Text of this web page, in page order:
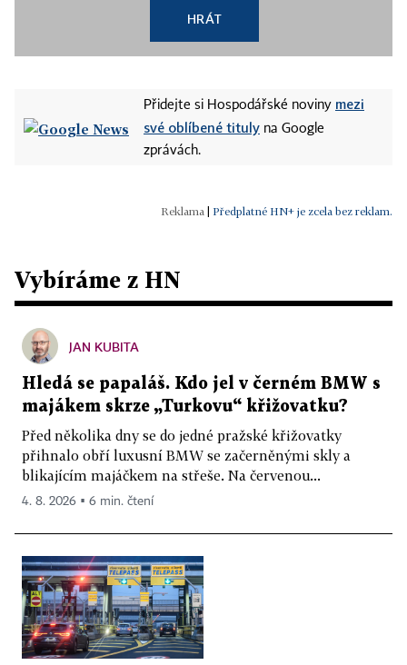
HRÁT
Přidejte si Hospodářské noviny mezi
své oblíbené tituly na Google
zprávách.
Předplatné HN+ je zcela bez reklam.
Vybíráme z HN
JAN KUBITA
Hledá se papaláš. Kdo jel v černém BMW s
majákem skrze „Turkovu“ křižovatku?
Před několika dny se do jedné pražské křižovatky
přihnalo obří luxusní BMW se začerněnými skly a
blikajícím majáčkem na střeše. Na červenou...
4. 8. 2026 ▪ 6 min. čtení